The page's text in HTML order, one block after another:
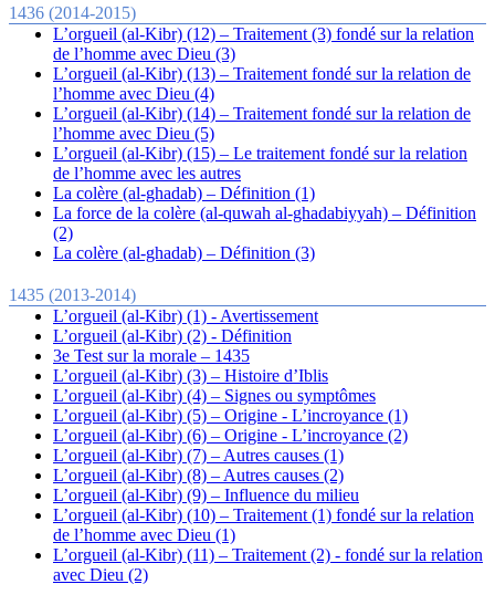
1436 (2014-2015)
L’orgueil (al-Kibr) (12) – Traitement (3) fondé sur la relation
de l’homme avec Dieu (3)
L’orgueil (al-Kibr) (13) – Traitement fondé sur la relation de
l’homme avec Dieu (4)
L’orgueil (al-Kibr) (14) – Traitement fondé sur la relation de
l’homme avec Dieu (5)
L’orgueil (al-Kibr) (15) – Le traitement fondé sur la relation
de l’homme avec les autres
La colère (al-ghadab) – Définition (1)
La force de la colère (al-quwah al-ghadabiyyah) – Définition
(2)
La colère (al-ghadab) – Définition (3)
1435 (2013-2014)
L’orgueil (al-Kibr) (1) - Avertissement
L’orgueil (al-Kibr) (2) - Définition
3e Test sur la morale – 1435
L’orgueil (al-Kibr) (3) – Histoire d’Iblis
L’orgueil (al-Kibr) (4) – Signes ou symptômes
L’orgueil (al-Kibr) (5) – Origine - L’incroyance (1)
L’orgueil (al-Kibr) (6) – Origine - L’incroyance (2)
L’orgueil (al-Kibr) (7) – Autres causes (1)
L’orgueil (al-Kibr) (8) – Autres causes (2)
L’orgueil (al-Kibr) (9) – Influence du milieu
L’orgueil (al-Kibr) (10) – Traitement (1) fondé sur la relation
de l’homme avec Dieu (1)
L’orgueil (al-Kibr) (11) – Traitement (2) - fondé sur la relation
avec Dieu (2)